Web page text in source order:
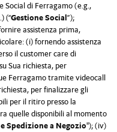
Social di Ferragamo (e.g.,
(“Gestione Social”);
assistenza prima,
(i) fornendo assistenza
il customer care di
Sua richiesta, per
Ferragamo tramite videocall
per finalizzare gli
per il ritiro presso la
quelle disponibili al momento
Spedizione a Negozio"); (iv)